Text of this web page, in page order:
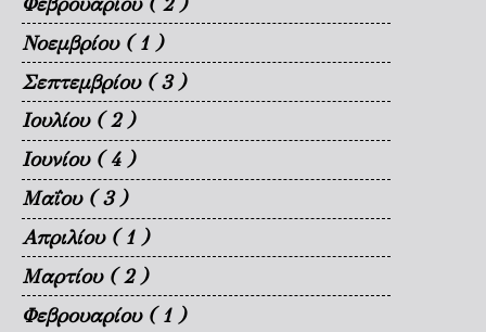
Νοεμβρίου ( 1 )
Σεπτεμβρίου ( 3 )
Ιουλίου ( 2 )
Ιουνίου ( 4 )
Μαΐου ( 3 )
Απριλίου ( 1 )
Μαρτίου ( 2 )
Φεβρουαρίου ( 1 )